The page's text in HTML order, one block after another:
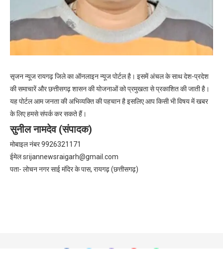
सृजन न्यूज रायगढ़ जिले का ऑनलाइन न्यूज पोर्टल है। इसमें अंचल के साथ देश-प्रदेश
की समाचारें और छत्तीसगढ़ शासन की योजनाओं को प्रमुखता से प्रकाशित की जाती है।
यह पोर्टल आम जनता की अभिव्यक्ति की पहचान है इसलिए आप किसी भी विषय में खबर
के लिए हमसे संपर्क कर सकते हैं।
सुनील नामदेव (संपादक)
मोबाइल नंबर 9926321171
ईमेलsrijannewsraigarh@gmail.com
पता- लोचन नगर साई मंदिर के पास, रायगढ़ (छत्तीसगढ़)